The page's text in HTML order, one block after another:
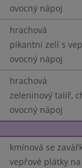
ovocný nápoj
hrachová
pikantní zelí s
ovocný nápoj
hrachová
zeleninový talíř,
ovocný nápoj
kmínová se
vepřové plátky